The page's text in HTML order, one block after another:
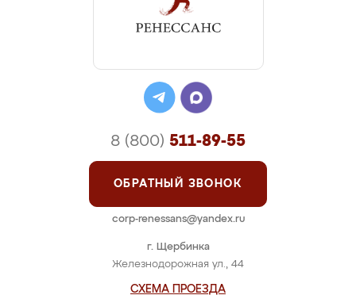
г. Щербинка
Железнодорожная ул., 44
СХЕМА ПРОЕЗДА
8 (800) 511-89-55
ОБРАТНЫЙ ЗВОНОК
corp-renessans@yandex.ru